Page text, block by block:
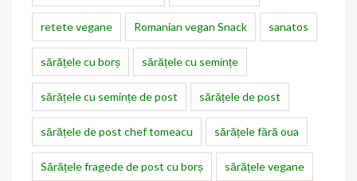
retete vegane Romanian vegan Snack sanatos
sărățele cu borș sărățele cu semințe
sărățele cu semințe de post sărățele de post
sărățele de post chef tomeacu sărățele fără oua
Sărățele fragede de post cu borș sărățele vegane